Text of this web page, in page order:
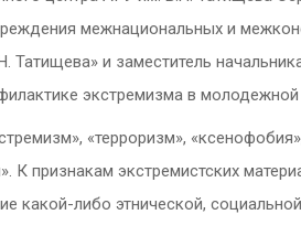
межнациональных и
и заместитель
экстремизма в
«терроризм»,
К признакам экстремистских
какой-либо этнической,